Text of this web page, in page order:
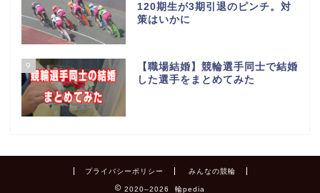
120期生が3期引退のピンチ。対
策はいかに
9
【職場結婚】競輪選手同士で結婚
した選手をまとめてみた
プライバシーポリシー みんなの競輪
2020–2026 輪pedia